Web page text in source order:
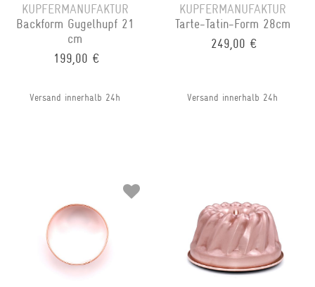
KUPFERMANUFAKTUR
Backform Gugelhupf 21
cm
199,00 €
Versand innerhalb 24h
KUPFERMANUFAKTUR
Tarte-Tatin-Form 28cm
249,00 €
Versand innerhalb 24h